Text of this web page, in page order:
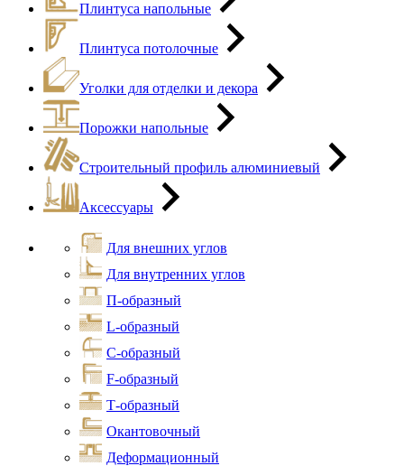
Плинтуса напольные
Плинтуса потолочные
Уголки для отделки и декора
Порожки напольные
Строительный профиль алюминиевый
Аксессуары
Для внешних углов
Для внутренних углов
П-образный
L-образный
С-образный
F-образный
Т-образный
Окантовочный
Деформационный